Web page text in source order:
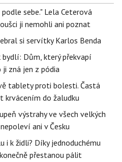
sebe." Lela Ceterová
ji nemohli ani poznat
si servítky Karlos Benda
Dům, který překvapí
ji zná jen z pódia
tablety proti bolesti. Častá
krvácením do žaludku
výstrahy ve všech velkých
ani v Česku
i k židli? Díky jednoduchému
přestanou pálit